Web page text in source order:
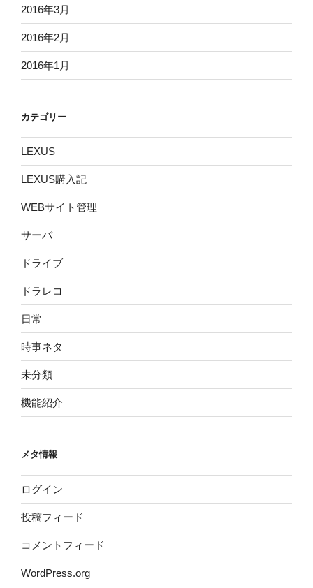
2016年3月
2016年2月
2016年1月
カテゴリー
LEXUS
LEXUS購入記
WEBサイト管理
サーバ
ドライブ
ドラレコ
日常
時事ネタ
未分類
機能紹介
メタ情報
ログイン
投稿フィード
コメントフィード
WordPress.org